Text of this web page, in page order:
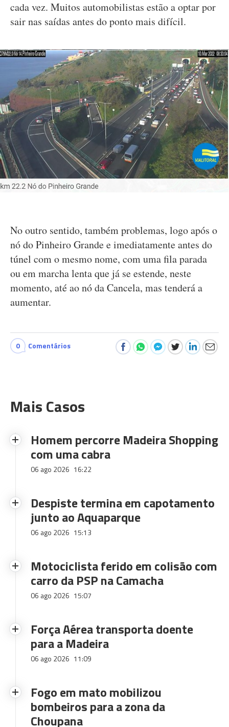
cada vez. Muitos automobilistas estão a optar por
sair nas saídas antes do ponto mais difícil.
No outro sentido, também problemas, logo após o
nó do Pinheiro Grande e imediatamente antes do
túnel com o mesmo nome, com uma fila parada
ou em marcha lenta que já se estende, neste
momento, até ao nó da Cancela, mas tenderá a
aumentar.
0 Comentários
Mais Casos
Homem percorre Madeira Shopping
com uma cabra
06 ago 2026 16:22
Despiste termina em capotamento
junto ao Aquaparque
06 ago 2026 15:13
Motociclista ferido em colisão com
carro da PSP na Camacha
06 ago 2026 15:07
Força Aérea transporta doente
para a Madeira
06 ago 2026 11:09
Fogo em mato mobilizou
bombeiros para a zona da
Choupana